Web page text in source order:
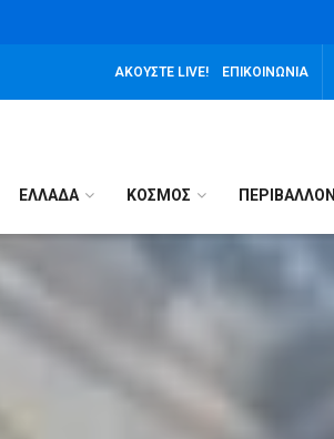
ΑΚΟΎΣΤΕ LIVE! ΕΠΙΚΟΙΝΩΝΊΑ
ΕΛΛΑΔΑ ΚΟΣΜΟΣ ΠΕΡΙΒΑΛΛΟΝ